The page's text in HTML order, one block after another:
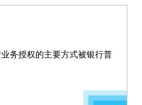
务授权的主要方式被银行普